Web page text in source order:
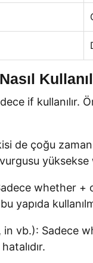
if kullanılır.
de çoğu
whether +
yapıda
vb.): Sadece